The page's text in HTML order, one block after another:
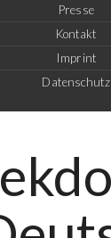
Presse
Kontakt
Imprint
Datenschutz